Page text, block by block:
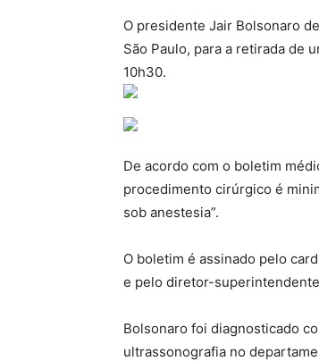
O presidente Jair Bolsonaro
São Paulo, para a retirada de
10h30.
De acordo com o boletim
procedimento cirúrgico é
sob anestesia”.
O boletim é assinado pelo
e pelo diretor-
Bolsonaro foi diagnosticado
ultrassonografia no